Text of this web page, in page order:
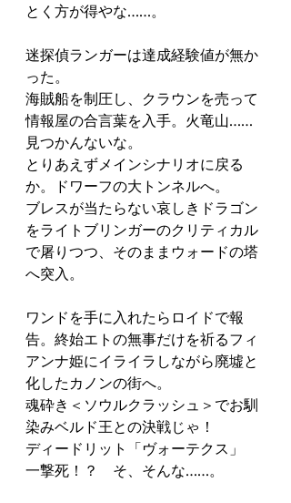
とく方が得やな……。
迷探偵ランガーは達成経験値が無か
った。
海賊船を制圧し、クラウンを売って
情報屋の合言葉を入手。火竜山……
見つかんないな。
とりあえずメインシナリオに戻る
か。ドワーフの大トンネルへ。
ブレスが当たらない哀しきドラゴン
をライトブリンガーのクリティカル
で屠りつつ、そのままウォードの塔
へ突入。
ワンドを手に入れたらロイドで報
告。終始エトの無事だけを祈るフィ
アンナ姫にイライラしながら廃墟と
化したカノンの街へ。
魂砕き＜ソウルクラッシュ＞でお馴
染みベルド王との決戦じゃ！
ディードリット「ヴォーテクス」
一撃死！？　そ、そんな……。